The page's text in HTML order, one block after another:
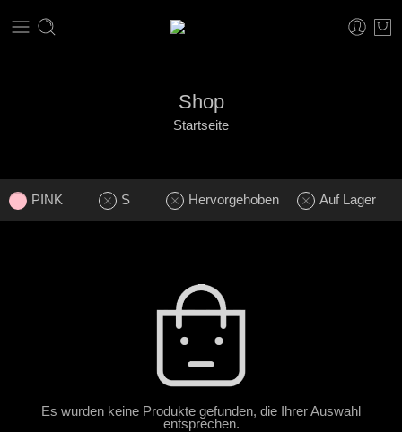
Shop
Startseite
PINK S Hervorgehoben Auf Lager
Es wurden keine Produkte gefunden, die Ihrer Auswahl
entsprechen.